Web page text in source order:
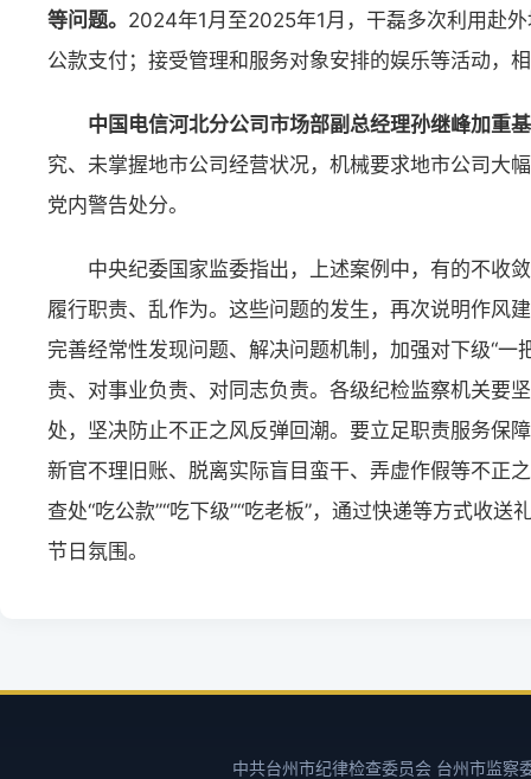
等问题。 2024年1月至2025年1月，干磊多次利用赴
公款支付；接受管理和服务对象安排的娱乐等活动，
中国电信河北分公司市场部副总经理孙继峰加重
究、未掌握地市公司经营状况，机械要求地市公司大
党内警告处分。
中央纪委国家监委指出，上述案例中，有的不收
履行职责、乱作为。这些问题的发生，再次说明作风
完善经常性发现问题、解决问题机制，加强对下级“一
责、对事业负责、对同志负责。各级纪检监察机关要
处，坚决防止不正之风反弹回潮。要立足职责服务保
新官不理旧账、脱离实际盲目蛮干、弄虚作假等不正
查处“吃公款”“吃下级”“吃老板”，通过快递等方式收
节日氛围。
中共台州市纪律检查委员会 台州市监察